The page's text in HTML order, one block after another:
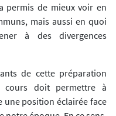
permis de mieux voir en
mais aussi en quoi
à des divergences
de cette préparation
cours doit permettre à
position éclairée face